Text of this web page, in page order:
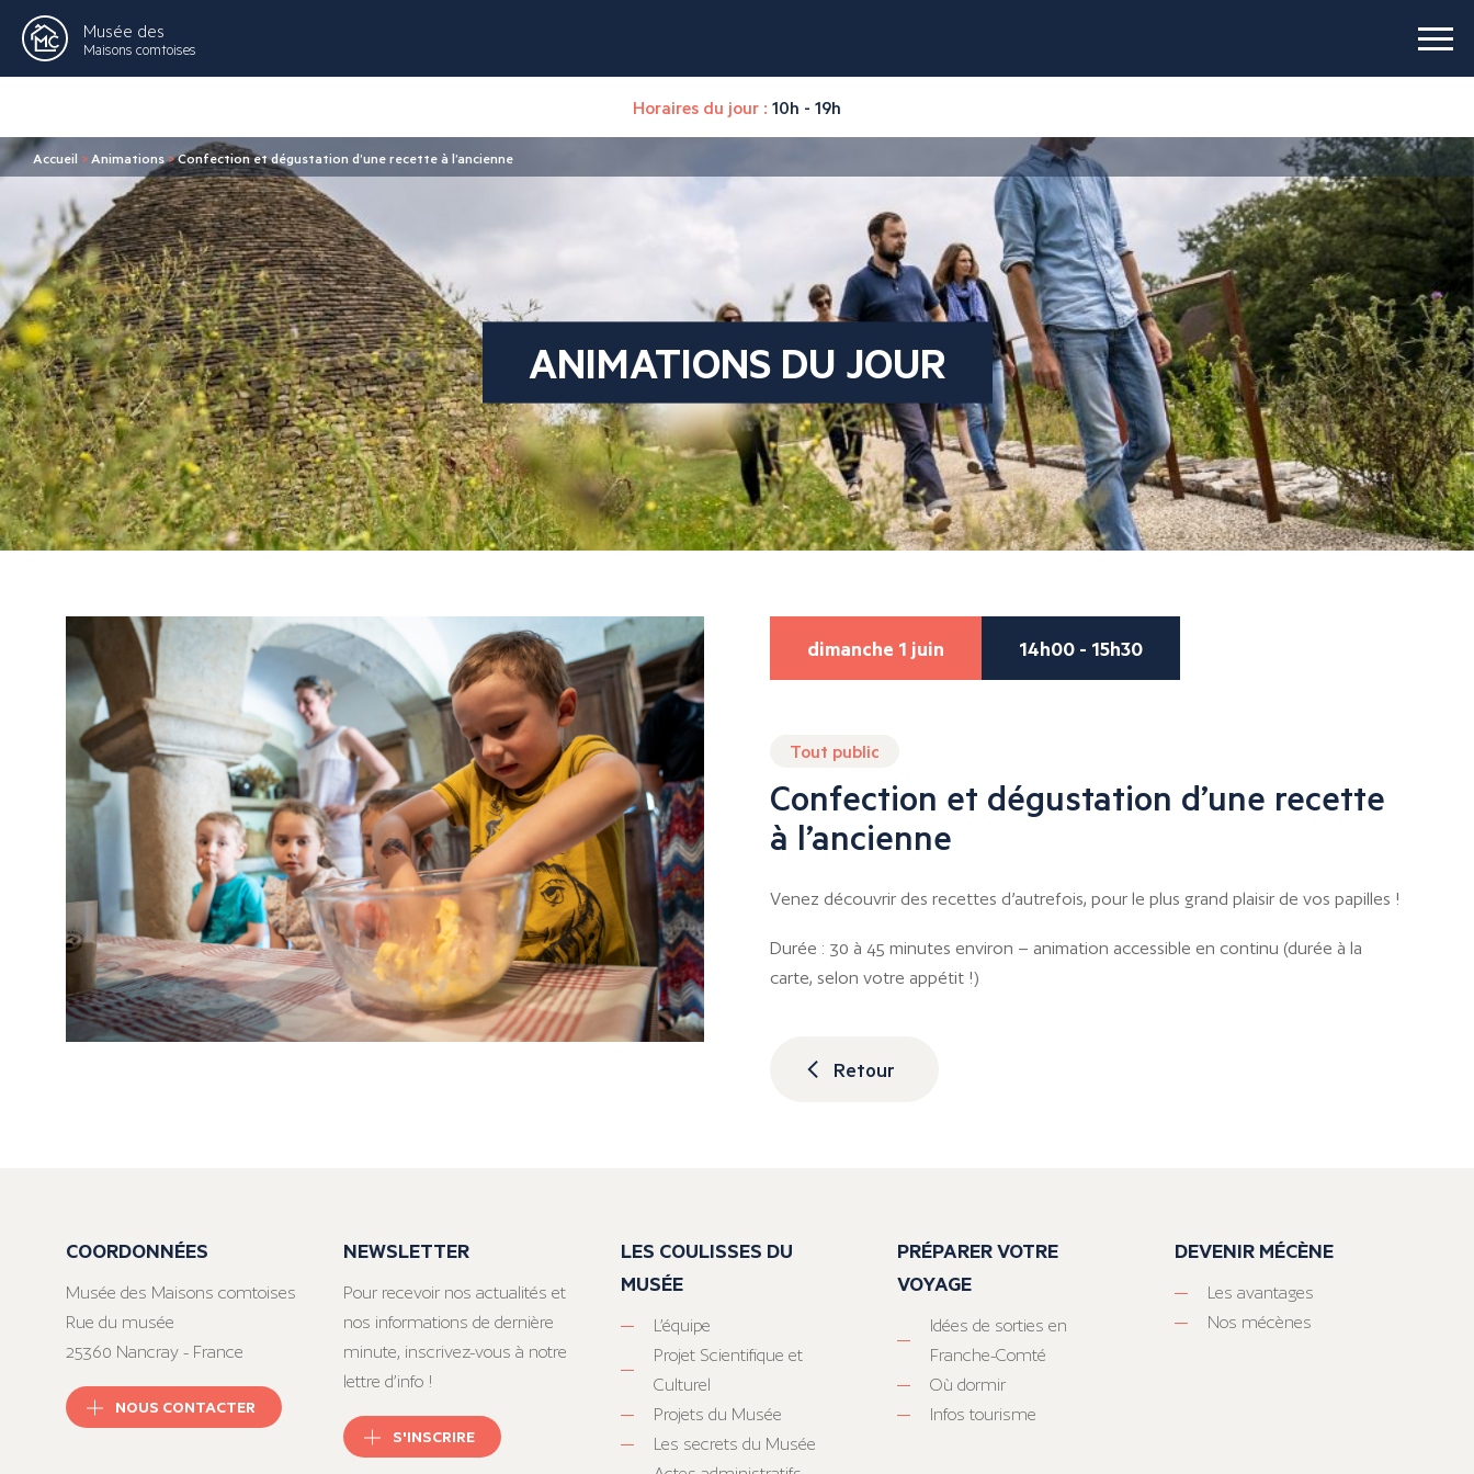
Musée des
Maisons comtoises
Horaires du jour : 10h - 19h
Accueil > Animations>Confection et dégustation d’une recette à l’ancienne
ANIMATIONS DU JOUR
dimanche 1 juin 14h00 - 15h30
Tout public
Confection et dégustation d’une recette
à l’ancienne
Venez découvrir des recettes d’autrefois, pour le plus grand plaisir de vos papilles !
Durée : 30 à 45 minutes environ – animation accessible en continu (durée à la
carte, selon votre appétit !)
Retour
COORDONNÉES
Musée des Maisons comtoises
Rue du musée
25360 Nancray - France
NOUS CONTACTER
NEWSLETTER
Pour recevoir nos actualités et
nos informations de dernière
minute, inscrivez-vous à notre
lettre d’info !
S'INSCRIRE
LES COULISSES DU
MUSÉE
L’équipe
Projet Scientifique et
Culturel
Projets du Musée
Les secrets du Musée
PRÉPARER VOTRE
VOYAGE
Idées de sorties en
Franche-Comté
Où dormir
Infos tourisme
DEVENIR MÉCÈNE
Les avantages
Nos mécènes